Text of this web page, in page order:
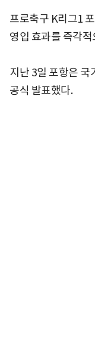
프로축구 K리그1
영입 효과를 즉각
지난 3일 포항은 국
공식 발표했다.